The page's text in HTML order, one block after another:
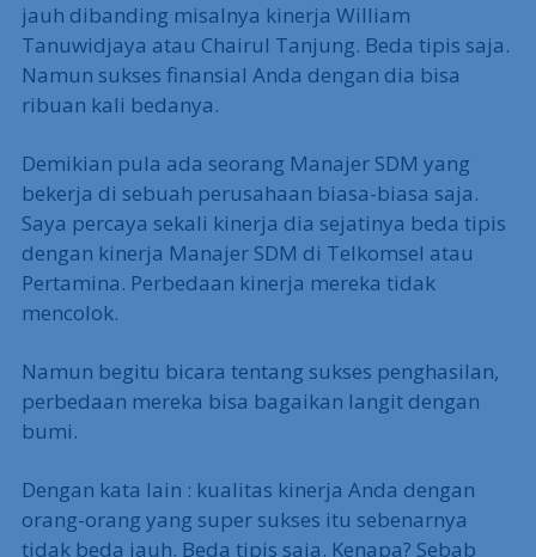
jauh dibanding misalnya kinerja William
Tanuwidjaya atau Chairul Tanjung. Beda tipis saja.
Namun sukses finansial Anda dengan dia bisa
ribuan kali bedanya.
Demikian pula ada seorang Manajer SDM yang
bekerja di sebuah perusahaan biasa-biasa saja.
Saya percaya sekali kinerja dia sejatinya beda tipis
dengan kinerja Manajer SDM di Telkomsel atau
Pertamina. Perbedaan kinerja mereka tidak
mencolok.
Namun begitu bicara tentang sukses penghasilan,
perbedaan mereka bisa bagaikan langit dengan
bumi.
Dengan kata lain : kualitas kinerja Anda dengan
orang-orang yang super sukses itu sebenarnya
tidak beda jauh. Beda tipis saja. Kenapa? Sebab